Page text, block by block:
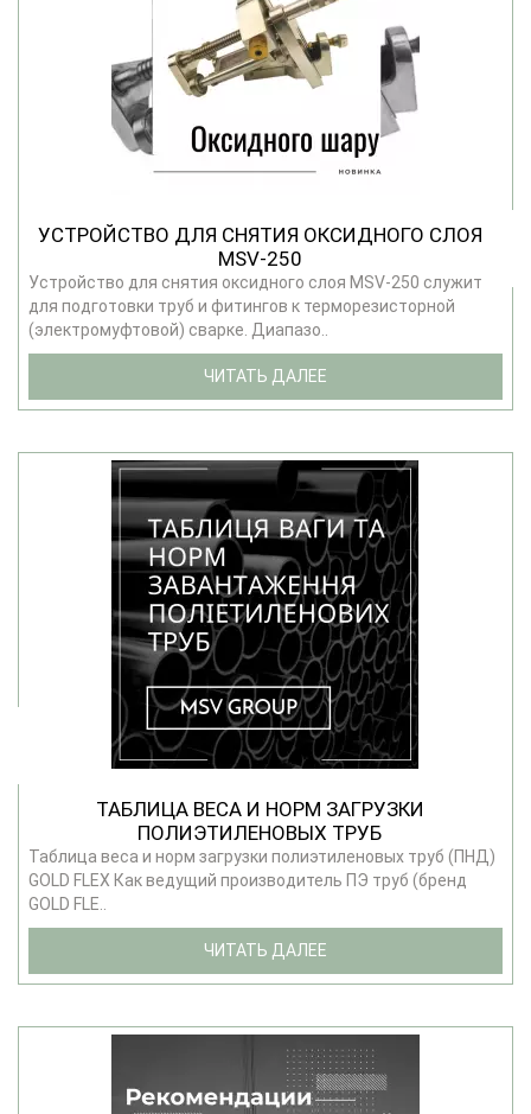
УСТРОЙСТВО ДЛЯ СНЯТИЯ ОКСИДНОГО СЛОЯ
MSV-250
Устройство для снятия оксидного слоя MSV-250 служит
для подготовки труб и фитингов к терморезисторной
(электромуфтовой) сварке. Диапазо..
ЧИТАТЬ ДАЛЕЕ
ТАБЛИЦА ВЕСА И НОРМ ЗАГРУЗКИ
ПОЛИЭТИЛЕНОВЫХ ТРУБ
Таблица веса и норм загрузки полиэтиленовых труб (ПНД)
GOLD FLEX Как ведущий производитель ПЭ труб (бренд
GOLD FLE..
ЧИТАТЬ ДАЛЕЕ